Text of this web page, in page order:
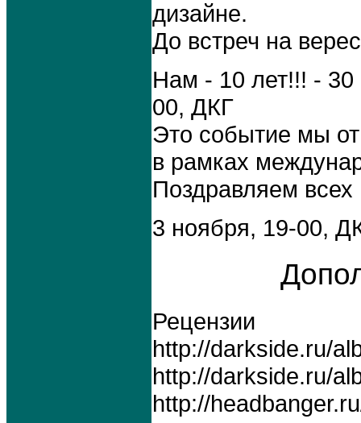
дизайне.
До встреч на
Нам - 10 лет!!! - 30
00, ДКГ
Это событие мы
в рамках
Поздравляем
3 ноября, 19-00,
Рецензии
http://darkside.ru/
http://darkside.ru/
http://